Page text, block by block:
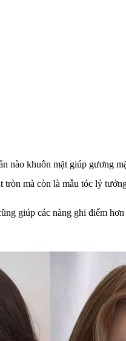
nào khuôn mặt giúp gương
mà còn là mẫu tóc lý
giúp các nàng ghi điểm